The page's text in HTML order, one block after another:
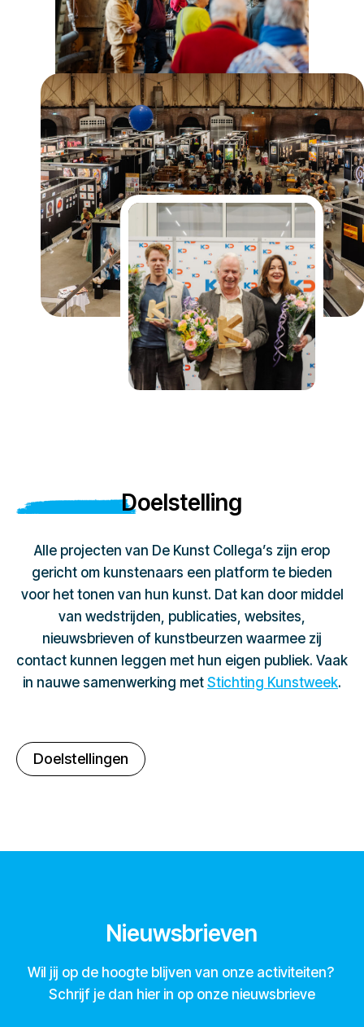
Doelstelling
Alle projecten van De Kunst Collega’s zijn erop
gericht om kunstenaars een platform te bieden
voor het tonen van hun kunst. Dat kan door middel
van wedstrijden, publicaties, websites,
nieuwsbrieven of kunstbeurzen waarmee zij
contact kunnen leggen met hun eigen publiek. Vaak
in nauwe samenwerking met Stichting Kunstweek.
Doelstellingen
Nieuwsbrieven
Wil jij op de hoogte blijven van onze activiteiten?
Schrijf je dan hier in op onze nieuwsbrieve